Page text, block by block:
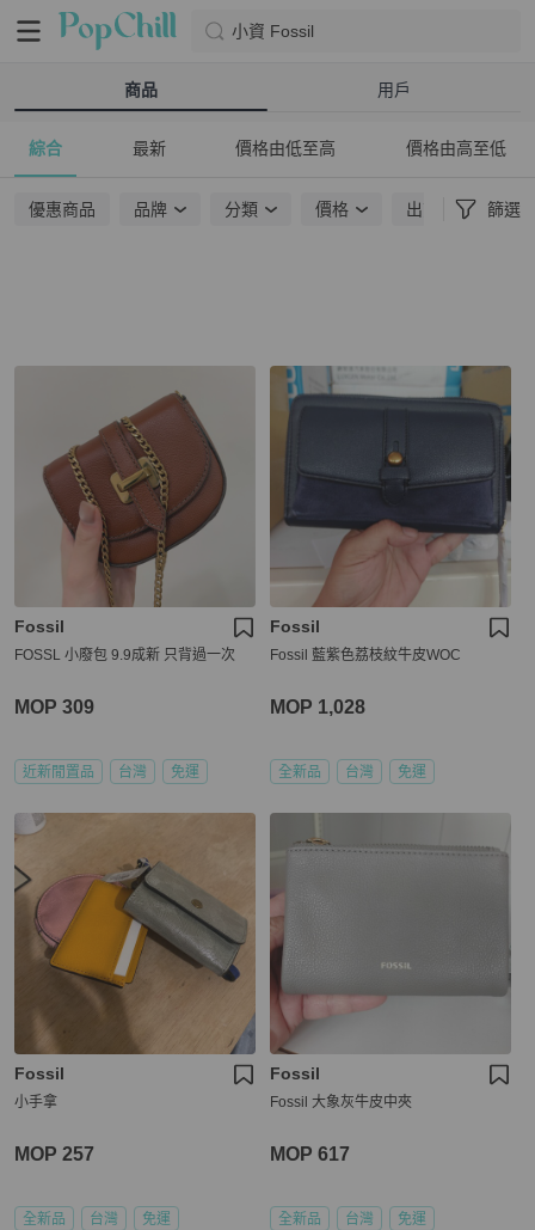
小資 Fossil
商品 用戶
綜合 最新 價格由低至高 價格由高至低
優惠商品 品牌 分類 價格 出貨地點 篩選
Fossil
FOSSL 小廢包 9.9成新 只背過一次
MOP 309
近新閒置品 台灣 免運
Fossil
Fossil 藍紫色荔枝紋牛皮WOC
MOP 1,028
全新品 台灣 免運
Fossil
小手拿
MOP 257
全新品 台灣 免運
Fossil
Fossil 大象灰牛皮中夾
MOP 617
全新品 台灣 免運